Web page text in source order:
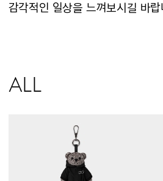
감각적인 일상을 느껴보시길 바
ALL